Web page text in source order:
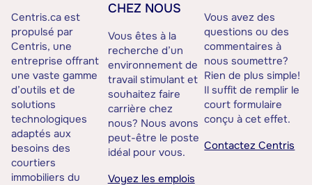
Centris.ca est
propulsé par
Centris, une
entreprise offrant
une vaste gamme
d’outils et de
solutions
technologiques
adaptés aux
besoins des
courtiers
immobiliers du
CHEZ NOUS
Vous êtes à la
recherche d’un
environnement de
travail stimulant et
souhaitez faire
carrière chez
nous? Nous avons
peut-être le poste
idéal pour vous.
Voyez les emplois
Vous avez des
questions ou des
commentaires à
nous soumettre?
Rien de plus simple!
Il suffit de remplir le
court formulaire
conçu à cet effet.
Contactez Centris